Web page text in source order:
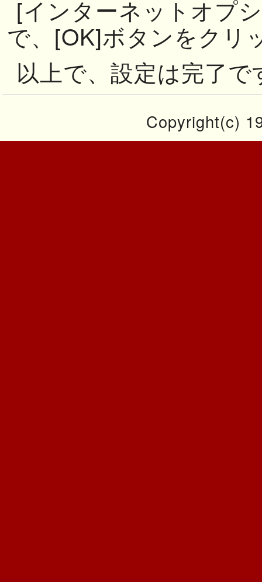
[インターネットオプ
で、[OK]ボタンをクリ
以上で、設定は完了で
Copyright(c)